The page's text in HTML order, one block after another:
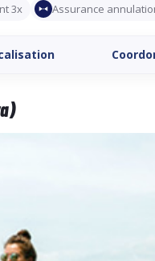
3x Assurance